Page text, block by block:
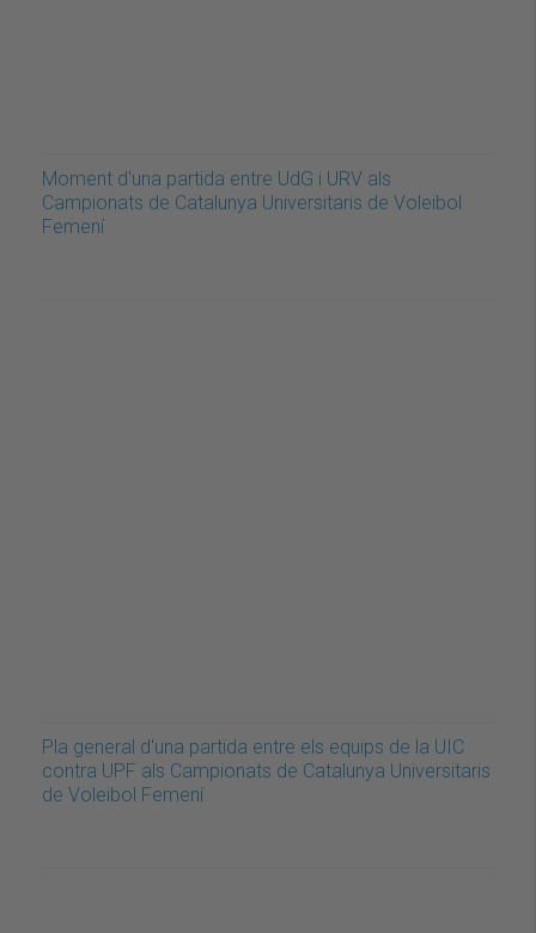
Moment d'una partida entre UdG i URV als
Campionats de Catalunya Universitaris de Voleibol
Femení
Pla general d'una partida entre els equips de la UIC
contra UPF als Campionats de Catalunya Universitaris
de Voleibol Femení